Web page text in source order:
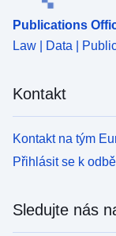
Publications
Law | Data |
Kontakt
Kontakt na tým
Přihlásit se k
Sledujte nás